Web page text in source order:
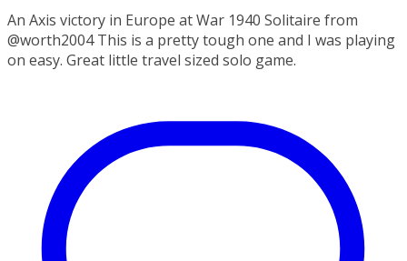
An Axis victory in Europe at War 1940 Solitaire from
@worth2004 This is a pretty tough one and I was playing
on easy. Great little travel sized solo game.